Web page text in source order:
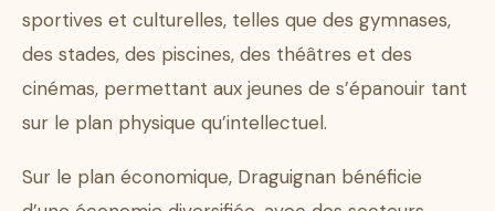
sportives et culturelles, telles que des gymnases,
des stades, des piscines, des théâtres et des
cinémas, permettant aux jeunes de s’épanouir tant
sur le plan physique qu’intellectuel.
Sur le plan économique, Draguignan bénéficie